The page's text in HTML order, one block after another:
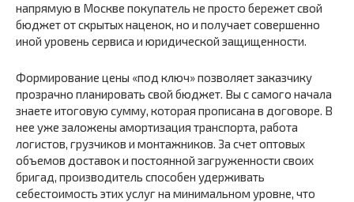
напрямую в Москве покупатель не просто бережет свой
бюджет от скрытых наценок, но и получает совершенно
иной уровень сервиса и юридической защищенности.
Формирование цены «под ключ» позволяет заказчику
прозрачно планировать свой бюджет. Вы с самого начала
знаете итоговую сумму, которая прописана в договоре. В
нее уже заложены амортизация транспорта, работа
логистов, грузчиков и монтажников. За счет оптовых
объемов доставок и постоянной загруженности своих
бригад, производитель способен удерживать
себестоимость этих услуг на минимальном уровне, что